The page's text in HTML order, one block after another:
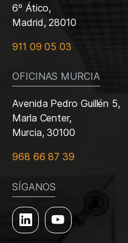
6º Ático,
Madrid, 28010
911 09 05 03
OFICINAS MURCIA
Avenida Pedro Guillén 5,
Marla Center,
Murcia, 30100
968 66 87 39
SÍGANOS